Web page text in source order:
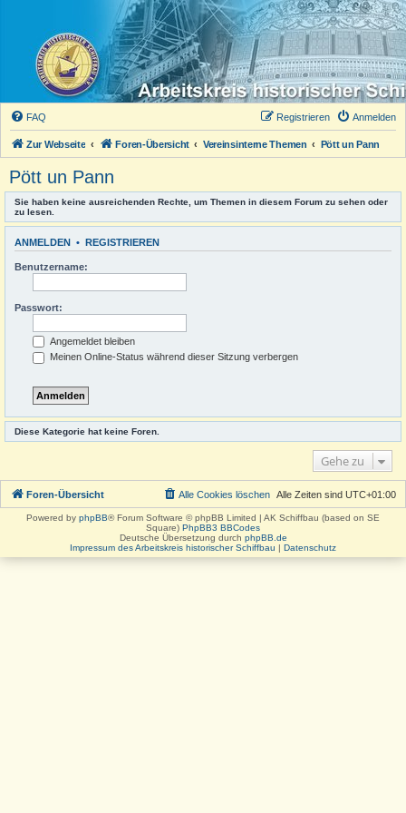
FAQ Anmelden
Registrieren
Zur Webseite Foren-Übersicht Vereinsinterne Themen Pött un Pann
Pött un Pann
Sie haben keine ausreichenden Rechte, um Themen in diesem Forum zu sehen oder
zu lesen.
ANMELDEN • REGISTRIEREN
Benutzername:
Passwort:
Angemeldet bleiben
Meinen Online-Status während dieser Sitzung verbergen
Diese Kategorie hat keine Foren.
Gehe zu
Foren-Übersicht Alle Zeiten sind UTC+01:00
Alle Cookies löschen
Powered by phpBB® Forum Software © phpBB Limited | AK Schiffbau (based on SE
Square) PhpBB3 BBCodes
Deutsche Übersetzung durch phpBB.de
Impressum des Arbeitskreis historischer Schiffbau | Datenschutz